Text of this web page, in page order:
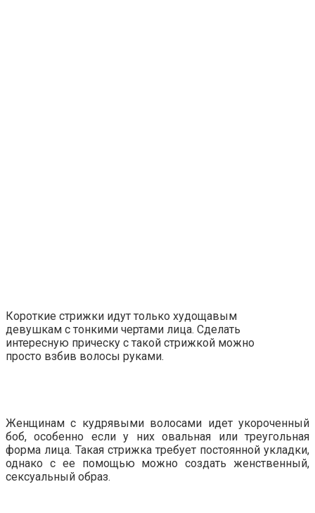
Короткие стрижки идут только худощавым
девушкам с тонкими чертами лица. Сделать
интересную прическу с такой стрижкой можно
просто взбив волосы руками.
Женщинам с кудрявыми волосами идет укороченный
боб, особенно если у них овальная или треугольная
форма лица. Такая стрижка требует постоянной укладки,
однако с ее помощью можно создать женственный,
сексуальный образ.